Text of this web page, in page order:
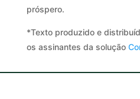
próspero.
*Texto produzido e
os assinantes da solução